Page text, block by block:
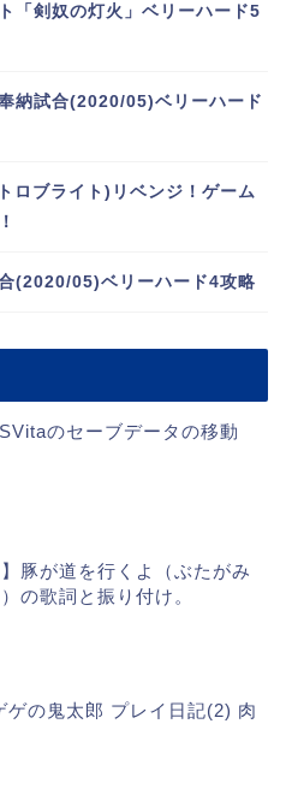
「剣奴の灯火」ベリーハード5
納試合(2020/05)ベリーハード
ロブライト)リベンジ！ゲーム
(2020/05)ベリーハード4攻略
のセーブデータの移動
】豚が道を行くよ（ぶたがみ
の歌詞と振り付け。
ゲの鬼太郎 プレイ日記(2) 肉